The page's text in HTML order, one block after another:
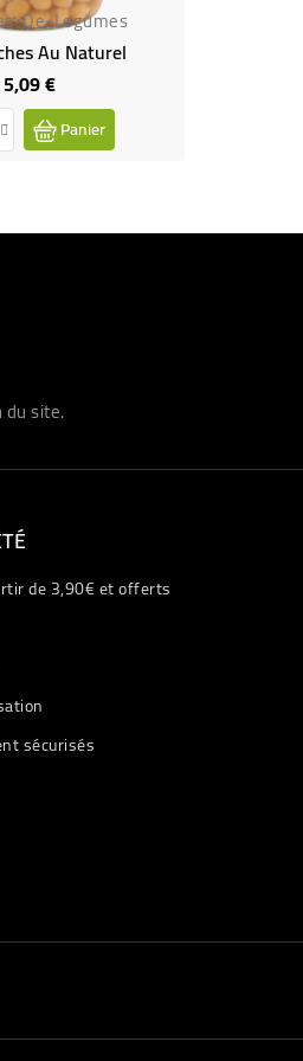
De-Legumes
Au Naturel
5,09 €Prix
Panier
site.
de 3,90€ et offerts
sécurisés